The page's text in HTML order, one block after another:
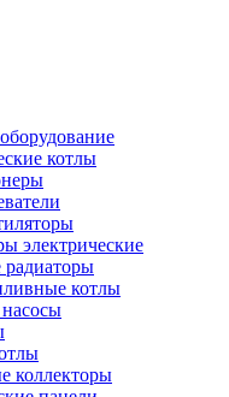
котлы
электрические
котлы
коллекторы